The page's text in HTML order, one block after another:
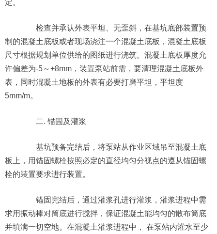
定。
检查并承认外表平坦、无歪斜，在基坑底部装置预
制的混凝土底板或者现场浇注一个混凝土底板，混凝土底板
尺寸根据规划单位供给的图纸进行浇筑。混凝土底板厚度允
许偏差为-5～+8mm，装置泵站前需，要清理混凝土底板外
表，同时混凝土地板的外表有必要打磨平坦，平坦度
5mm/m。
二. 锚固及灌浆
基坑预备完结后，将泵站从作业区域吊至混凝土底
板上，用锚固螺栓按照必定的直径均匀分视点的遵从锚固螺
栓的装置要求进行装置。
锚固完结后，通过灌浆孔进行灌浆，灌浆进程中需
求用振动棒对筒底进行搅拌，保证混凝土能均匀的散布筒底
并填满一切空地。在混凝土灌浆进程中， 在泵站内灌水至少